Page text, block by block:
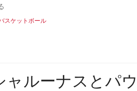
スケットボール
ャルーナスとパ